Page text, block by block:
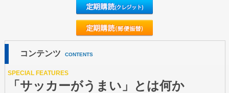
コンテンツ CONTENTS
SPECIAL FEATURES
「サッカーがうまい」とは何か